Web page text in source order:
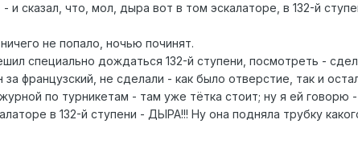
и сказал, что, мол, дыра вот в том эскалаторе, в 132-й
не попало, ночью починят.
специально дождаться 132-й ступени, посмотреть -
французский, не сделали - как было отверстие, так и
по турникетам - там уже тётка стоит; ну я ей говорю
в 132-й ступени - ДЫРА!!! Ну она подняла трубку